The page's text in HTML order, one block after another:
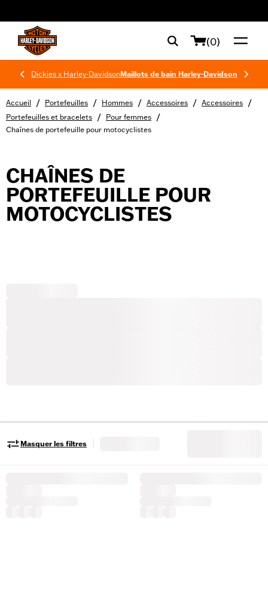
(0)
Dickies x Harley-DavidsonMaillots de bain Harley-Davidson
Accueil / Portefeuilles / Hommes / Accessoires / Accessoires /
Portefeuilles et bracelets / Pour femmes /
Chaînes de portefeuille pour motocyclistes
CHAÎNES DE
PORTEFEUILLE POUR
MOTOCYCLISTES
Masquer les filtres